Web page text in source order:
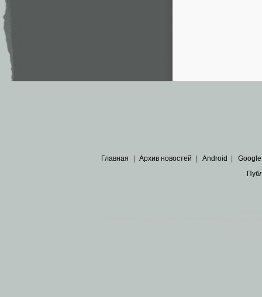
Главная Архив новостей Android Google